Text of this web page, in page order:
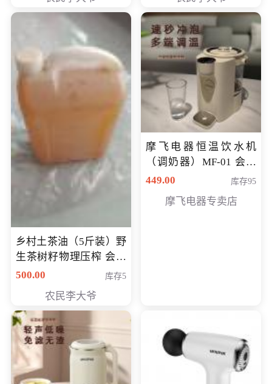
乡村土茶油（5斤装）野
生茶树籽物理压榨 会员
专享价400元
500.00 库存5
农民李大爷
摩飞电器恒温饮水机
（调奶器）MF-01 会员
专享价366元
449.00 库存95
摩飞电器专卖店